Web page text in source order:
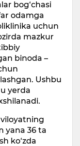
bog‘chasi
odamga
uchun
mazkur
binoda –
Ushbu
yerda
yana 36 ta
ko‘zda